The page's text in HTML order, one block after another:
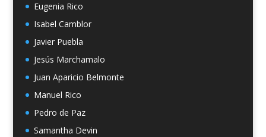
Eugenia Rico
Isabel Camblor
Javier Puebla
Jesús Marchamalo
Juan Aparicio Belmonte
Manuel Rico
Pedro de Paz
Samantha Devin